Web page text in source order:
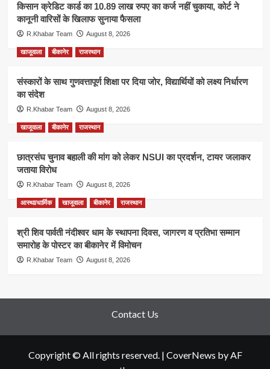
किसान क्रेडिट कार्ड का 10.89 लाख रुपए का कर्ज नहीं चुकाया, कोर्ट ने
कानूनी वारिसों के खिलाफ सुनाया फैसला
R.Khabar Team August 8, 2026
खाजूवाला बीकानेर राजस्थान
संस्कारों के साथ गुणवत्तापूर्ण शिक्षा पर दिया जोर, विद्यार्थियों को लक्ष्य निर्धारण
का संदेश
R.Khabar Team August 8, 2026
खाजूवाला बीकानेर राजस्थान
छात्रसंघ चुनाव बहाली की मांग को लेकर NSUI का प्रदर्शन, टायर जलाकर
जताया विरोध
R.Khabar Team August 8, 2026
आस्था/धार्मिक खाजूवाला बीकानेर राजस्थान
श्री शिव पार्वती नंदीश्वर धाम के स्थापना दिवस, जागरण व प्रतिभा सम्मान
समारोह के पोस्टर का बीकानेर में विमोचन
R.Khabar Team August 8, 2026
Contact Us
Copyright © All rights reserved. | CoverNews by AF